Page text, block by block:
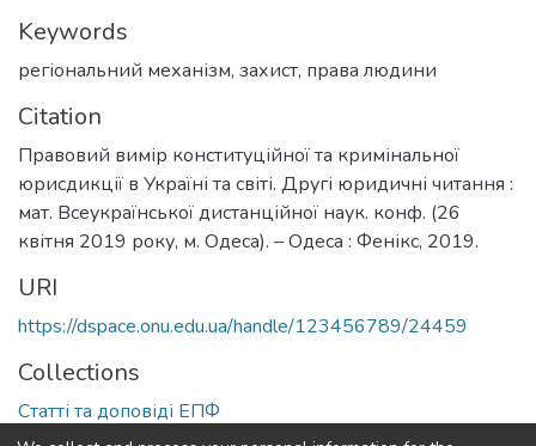
Keywords
регіональний механізм, захист, права людини
Citation
Правовий вимір конституційної та кримінальної
юрисдикції в Україні та світі. Другі юридичні читання :
мат. Всеукраїнської дистанційної наук. конф. (26
квітня 2019 року, м. Одеса). – Одеса : Фенікс, 2019.
URI
https://dspace.onu.edu.ua/handle/123456789/24459
Collections
Статті та доповіді ЕПФ